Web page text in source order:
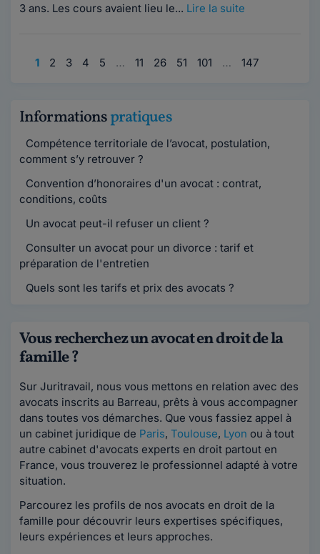
3 ans. Les cours avaient lieu le... Lire la suite
1 2 3 4 5 … 11 26 51 101 … 147
Informationspratiques
Compétence territoriale de l’avocat, postulation,
comment s’y retrouver ?
Convention d’honoraires d'un avocat : contrat,
conditions, coûts
Un avocat peut-il refuser un client ?
Consulter un avocat pour un divorce : tarif et
préparation de l'entretien
Quels sont les tarifs et prix des avocats ?
Vous recherchez un avocat en droit de la
famille ?
Sur Juritravail, nous vous mettons en relation avec des
avocats inscrits au Barreau, prêts à vous accompagner
dans toutes vos démarches. Que vous fassiez appel à
un cabinet juridique de Paris, Toulouse, Lyon ou à tout
autre cabinet d'avocats experts en droit partout en
France, vous trouverez le professionnel adapté à votre
situation.
Parcourez les profils de nos avocats en droit de la
famille pour découvrir leurs expertises spécifiques,
leurs expériences et leurs approches.